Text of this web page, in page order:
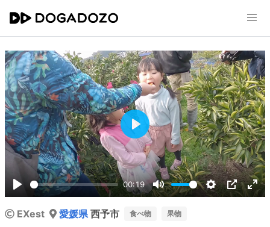
Play
00:19
Mute Settings
PIP
Play
EXest 愛媛県西予市 食べ物 果物